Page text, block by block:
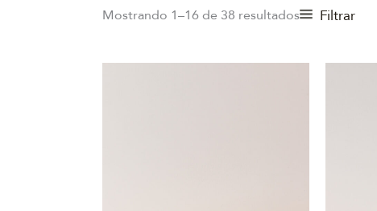
Mostrando 1–16 de 38 resultados
Filtrar